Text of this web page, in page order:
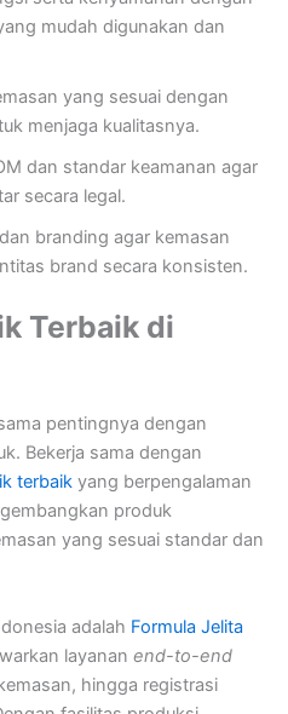
mudah digunakan dan
yang sesuai dengan
menjaga kualitasnya.
dan standar keamanan agar
secara legal.
branding agar kemasan
brand secara konsisten.
Terbaik di
pentingnya dengan
Bekerja sama dengan
terbaik yang berpengalaman
produk
yang sesuai standar dan
adalah Formula Jelita
layanan end-to-end
hingga registrasi